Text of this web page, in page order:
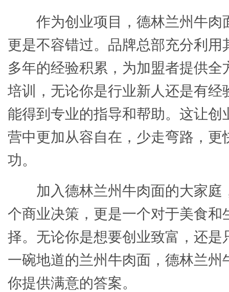
作为创业项目，德林兰州牛肉
更是不容错过。品牌总部充分利用
多年的经验积累，为加盟者提供全
培训，无论你是行业新人还是有经
能得到专业的指导和帮助。这让创
营中更加从容自在，少走弯路，更
功。
加入德林兰州牛肉面的大家庭
个商业决策，更是一个对于美食和
择。无论你是想要创业致富，还是
一碗地道的兰州牛肉面，德林兰州
你提供满意的答案。